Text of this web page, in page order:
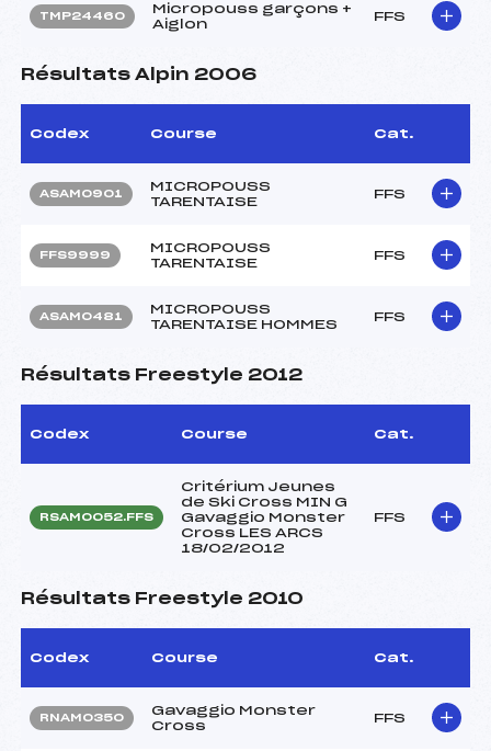
TMP24460
Micropouss garçons +
Aiglon
FFS
Résultats Alpin 2006
Codex Course Cat.
ASAM0901
MICROPOUSS
TARENTAISE
FFS
FFS9999
MICROPOUSS
TARENTAISE
FFS
ASAM0481
MICROPOUSS
TARENTAISE HOMMES
FFS
Résultats Freestyle 2012
Codex Course Cat.
RSAM0052.FFS
Critérium Jeunes
de Ski Cross MIN G
Gavaggio Monster
Cross LES ARCS
18/02/2012
FFS
Résultats Freestyle 2010
Codex Course Cat.
RNAM0350
Gavaggio Monster
Cross
FFS